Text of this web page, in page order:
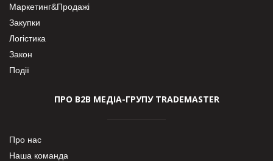
Маркетинг&Продажі
Закупки
Логістика
Закон
Події
ПРО В2В МЕДІА-ГРУПУ TRADEMASTER
Про нас
Наша команда